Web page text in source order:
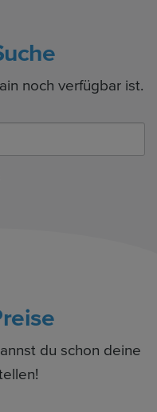
noch verfügbar ist.
du schon deine